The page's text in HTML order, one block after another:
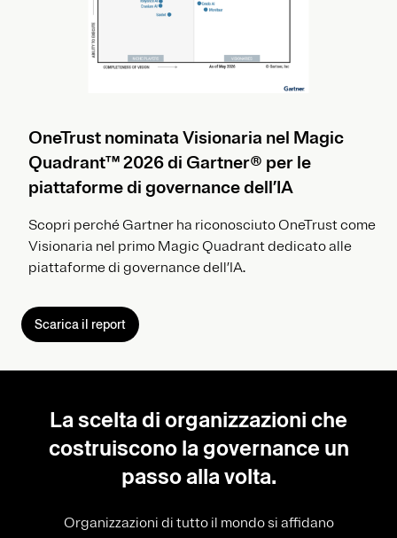
OneTrust nominata Visionaria nel Magic
Quadrant™ 2026 di Gartner® per le
piattaforme di governance dell’IA
Scopri perché Gartner ha riconosciuto OneTrust come
Visionaria nel primo Magic Quadrant dedicato alle
piattaforme di governance dell’IA.
Scarica il report
La scelta di organizzazioni che
costruiscono la governance un
passo alla volta.
Organizzazioni di tutto il mondo si affidano